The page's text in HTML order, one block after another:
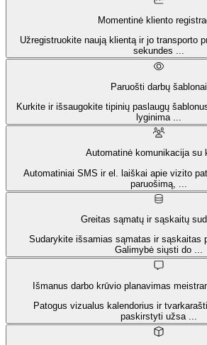
Momentinė kliento
Užregistruokite naują klientą ir jo transporto
sekundes ...
Paruošti darbų šablonai
Kurkite ir išsaugokite tipinių paslaugų
lyginima...
Automatinė komunikacija su
Automatiniai SMS ir el. laiškai apie vizito
paruošimą,
Greitas sąmatų ir sąskaitų
Sudarykite išsamias sąmatas ir sąskaitas
Galimybė siųsti do ...
Išmanus darbo krūvio planavimas
Patogus vizualus kalendorius ir
paskirstyti užsa